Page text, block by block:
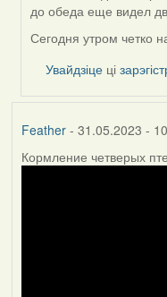
reply
to
Lighty
до обеда еще видел
Сегодня утром четко
Увайдзіце ці
Feather- 31.05.2023 -
Кормление четверых